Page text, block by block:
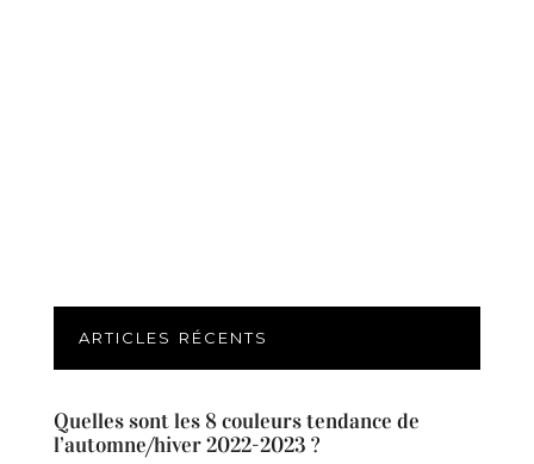
ARTICLES RÉCENTS
Quelles sont les 8 couleurs tendance de
l’automne/hiver 2022-2023 ?